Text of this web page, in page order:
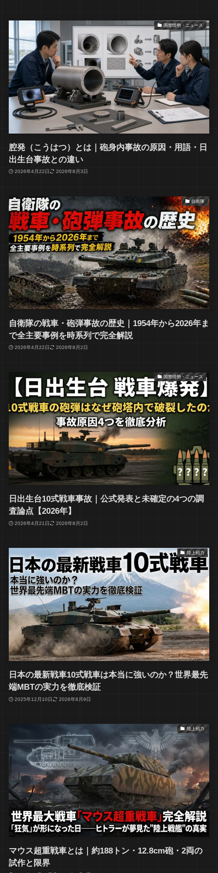
国際情勢・ニュース
腔発（こうはつ）とは｜砲身内事故の原因・用語・日
出生台事故との違い
2026年4月22日 2026年8月3日
自衛隊
自衛隊の戦車・砲弾事故の歴史｜1954年から2026年ま
で全主要事例を時系列で完全解説
2026年4月22日 2026年8月2日
国際情勢・ニュース
日出生台10式戦車事故｜公式発表と未確定の4つの調
査論点【2026年】
2026年4月21日 2026年8月2日
陸上戦力
日本の最新戦車10式戦車は本当に強いのか？世界最先
端MBTの実力を徹底検証
2025年12月10日 2026年8月9日
陸上戦力
マウス超重戦車とは｜約188トン・12.8cm砲・2両の
試作と限界